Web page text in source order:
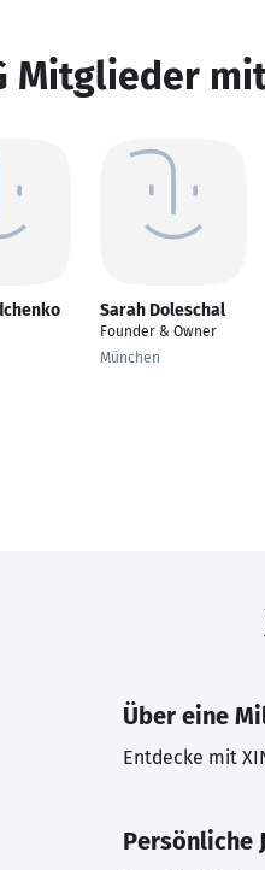
Mitglieder
Sarah Doleschal
Founder & Owner
München
Über eine
Entdecke mit
Persönliche